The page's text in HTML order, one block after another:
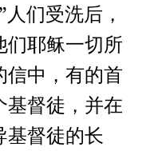
们受洗后，
们耶稣一切所
信中，有的首
基督徒，并在
基督徒的长